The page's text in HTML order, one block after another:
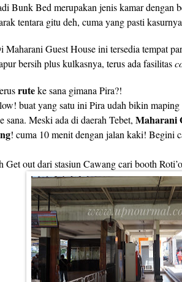
Bunk Bed merupakan jenis kamar dengan
tentara gitu deh, cuma yang pasti
Maharani Guest House ini tersedia tempat
bersih plus kulkasnya, terus ada fasilitas
ruteke sana gimana Pira?!
buat yang satu ini Pira udah bikin
sana. Meski ada di daerah Tebet, Maharani
! cuma 10 menit dengan jalan kaki! Begini
Get out dari stasiun Cawang cari booth